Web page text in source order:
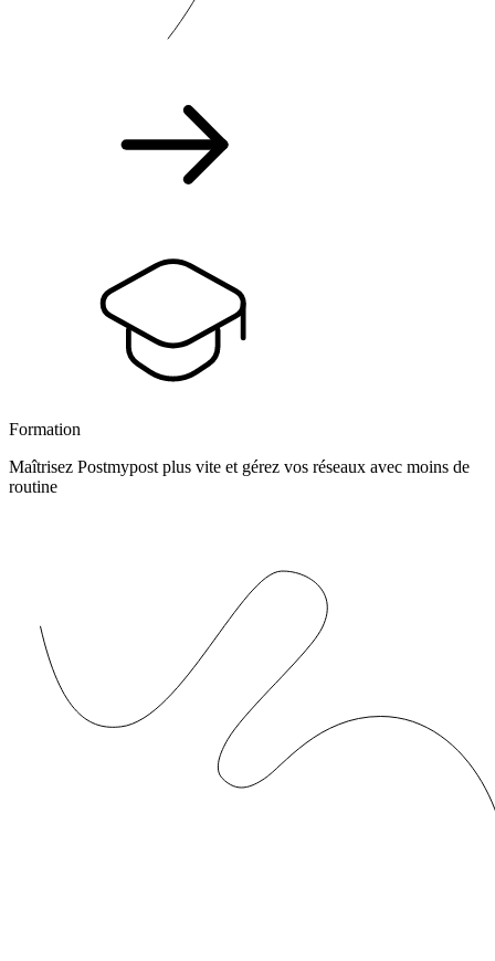
Formation
Maîtrisez Postmypost plus vite et gérez vos réseaux avec moins de
routine